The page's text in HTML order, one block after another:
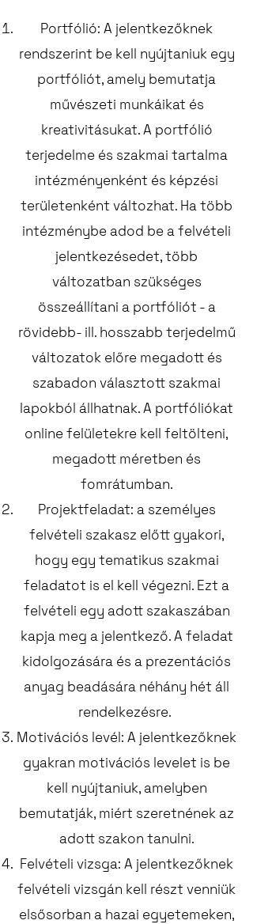
Portfólió: A jelentkezőknek
rendszerint be kell nyújtaniuk egy
portfóliót, amely bemutatja
művészeti munkáikat és
kreativitásukat. A portfólió
terjedelme és szakmai tartalma
intézményenként és képzési
területenként változhat. Ha több
intézménybe adod be a felvételi
jelentkezésedet, több
változatban szükséges
összeállítani a portfóliót - a
rövidebb- ill. hosszabb terjedelmű
változatok előre megadott és
szabadon választott szakmai
lapokból állhatnak. A portfóliókat
online felületekre kell feltölteni,
megadott méretben és
fomrátumban.
Projektfeladat: a személyes
felvételi szakasz előtt gyakori,
hogy egy tematikus szakmai
feladatot is el kell végezni. Ezt a
felvételi egy adott szakaszában
kapja meg a jelentkező. A feladat
kidolgozására és a prezentációs
anyag beadására néhány hét áll
rendelkezésre.
Motivációs levél: A jelentkezőknek
gyakran motivációs levelet is be
kell nyújtaniuk, amelyben
bemutatják, miért szeretnének az
adott szakon tanulni.
Felvételi vizsga: A jelentkezőknek
felvételi vizsgán kell részt venniük
elsősorban a hazai egyetemeken,